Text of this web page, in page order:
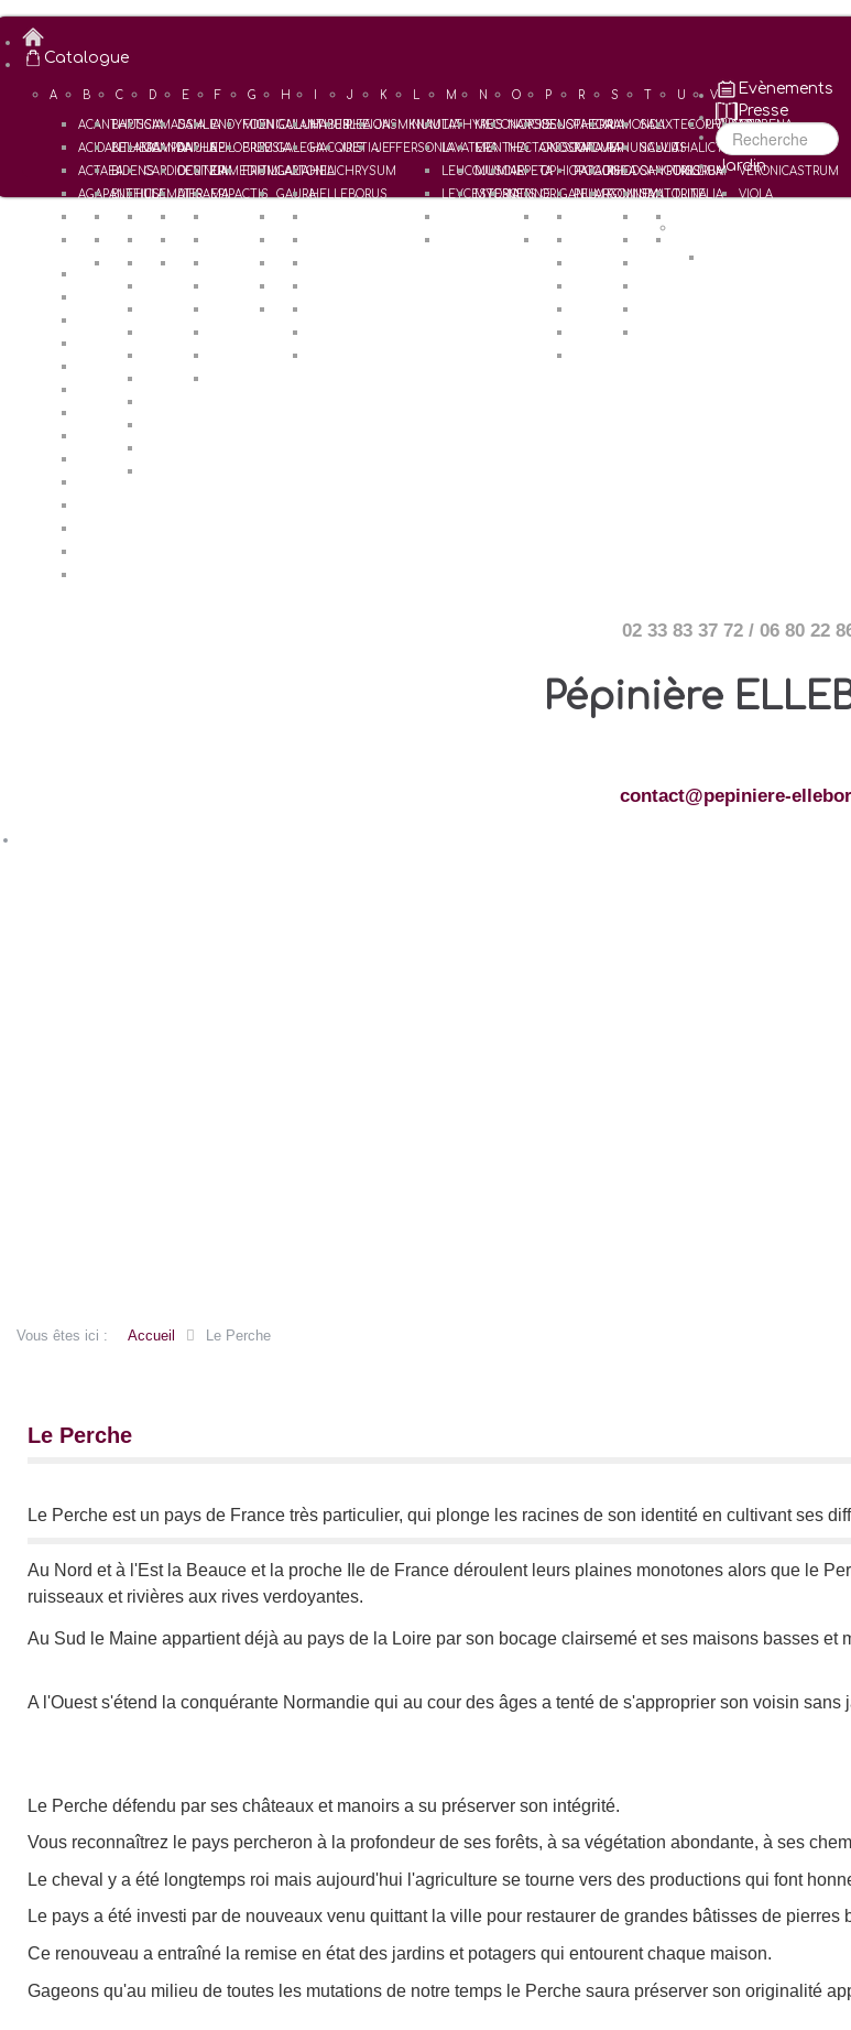
Catalogue
A
ACANTHUS
ACIDANTHERA
ACTAEA
AGAPANTHUS
ALCALTHAEA
ALCHEMILLA
B
BAPTISIA
BELAMCANDA
BIDENS
BLETILLA
BRIMEURA
BRUNNERA
BUKINICZIA
C
CAMASSIA
CAMPANULA
CARDIOCRINUM
CLEMATIS
COLCHICUM
CONVALLARIA
CONVOLVULLUS
COREOPSIS
CORYDALIS
COSMOS
CROCOSMIA
D
DAHLIA
DAPHNE
DEUTZIA
DIERAMA
DIGITALIS
DODECATHEON
DORYCNIUM
E
ENDYMION
EPILOBIUM
EPIMEDIUM
EPIPACTIS
ERANTHIS
EREMURUS
ERIGERON
ERODIUM
ERYTHRONIUM
F
FOENICULUM
FREESIA
FRITILLARIA
G
GALANTHUS
GALEGA
GALTONIA
GAURA
GENTIANA
GERANIUM
GEUM
GILLENIA
GLADIOLUS
H
HABERLEA
HACQUETIA
HELICHRYSUM
HELLEBORUS
HELLEBORUS x Hybridus
IPHEION
IRIS
J
JASMINUM
JEFFERSONIA
K
KNAUTIALATHYRUS
LAVATERA
LEUCOJUM
LEYCESTERIA
M
MECONOPSIS
MENTHA
MUSCARI
MYOSOTIS
N
NARCISSUS
NECTAROSCORDUM
NEPETA
NERINE
O
OENOTHERA
ONOSMA
OPHIOPOGON
ORIGANUM
ORNITHOGALUM
OXALIS
P
PAEONIA
PAPAVER
PARADISEA
PELARGONIUM
PENSTEMON
POLYGONATUM
POTENTILLA
PRIMULA
PULMONARIA
PULSATILLA
R
RAMONDA
RANUNCULUS
RHODOHYPOXIS
ROMNEYA
S
SALIX
SALVIA
SANGUISORBA
SANTOLINA
SAXIFRAGA
SCABIOSA
SCHIZOSTYLIS
TECOPHILAEA
THALICTRUM
TRILLIUM
TRITELIA
U
UVULARIA
V
VERBENA
VERONICA
VERONICASTRUM
VIOLA
Evènements
Presse
Recherche
Jardin
02 33 83 37 72 / 06 80 22
Pépinière
contact@pepiniere-
Vous êtes ici : Accueil Le Perche
Le Perche
Le Perche est un pays de France très particulier, qui plonge les racines de son identité en cultivant ses
Au Nord et à l'Est la Beauce et la proche Ile de France déroulent leurs plaines monotones alors que le
ruisseaux et rivières aux rives verdoyantes.
Au Sud le Maine appartient déjà au pays de la Loire par son bocage clairsemé et ses maisons basses et
A l'Ouest s'étend la conquérante Normandie qui au cour des âges a tenté de s'approprier son voisin sans
Le Perche défendu par ses châteaux et manoirs a su préserver son intégrité.
Vous reconnaîtrez le pays percheron à la profondeur de ses forêts, à sa végétation abondante, à ses
Le cheval y a été longtemps roi mais aujourd'hui l'agriculture se tourne vers des productions qui font
Le pays a été investi par de nouveaux venu quittant la ville pour restaurer de grandes bâtisses de
Ce renouveau a entraîné la remise en état des jardins et potagers qui entourent chaque maison.
Gageons qu'au milieu de toutes les mutations de notre temps le Perche saura préserver son originalité